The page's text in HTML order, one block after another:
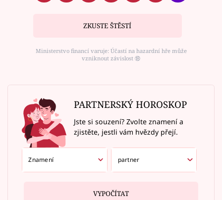
ZKUSTE ŠTĚSTÍ
Ministerstvo financí varuje: Účastí na hazardní hře může
vzniknout závislost ⑱
PARTNERSKÝ HOROSKOP
Jste si souzení? Zvolte znamení a
zjistěte, jestli vám hvězdy přejí.
VYPOČÍTAT